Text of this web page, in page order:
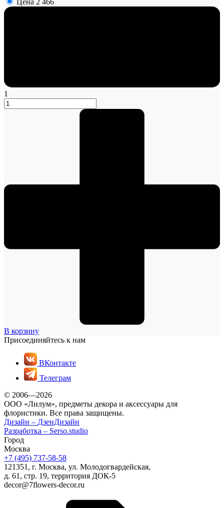
Цена 2 466
1
В корзину
Присоединяйтесь к нам
ВКонтакте
Телеграм
© 2006—2026
ООО «Лилум», предметы декора и аксессуары для
флористики. Все права защищены.
Дизайн – ДзенДизайн
Разработка – Serso.studio
Город
Москва
+7 (495) 737-58-58
121351, г. Москва, ул. Молодогвардейская,
д. 61, стр. 19, территория ДОК-5
decor@7flowers-decor.ru